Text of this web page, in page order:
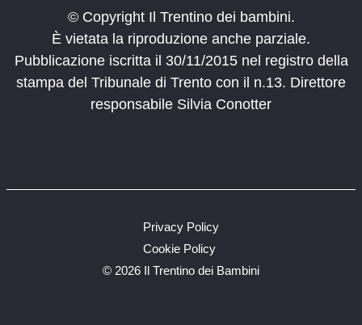
© Copyright Il Trentino dei bambini.
È vietata la riproduzione anche parziale.
Pubblicazione iscritta il 30/11/2015 nel registro della
stampa del Tribunale di Trento con il n.13. Direttore
responsabile Silvia Conotter
© 2026 Il Trentino dei Bambini
Privacy Policy
Cookie Policy